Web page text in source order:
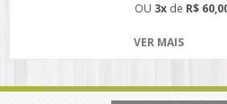
OU 3x de R$
VER MAIS